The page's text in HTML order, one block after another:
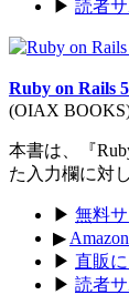
▶ 読者
Ruby on Rails
(OIAX
本書は、『
た入力欄に対
▶ 無料
▶
▶ 直販
▶ 読者